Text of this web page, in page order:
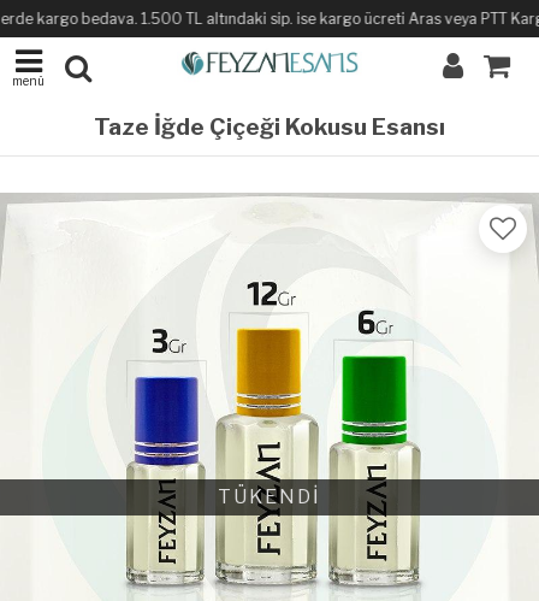
kargo bedava. 1.500 TL altındaki sip. ise kargo ücreti Aras veya PTT
menü
Taze İğde Çiçeği Kokusu Esansı
TÜKENDİ